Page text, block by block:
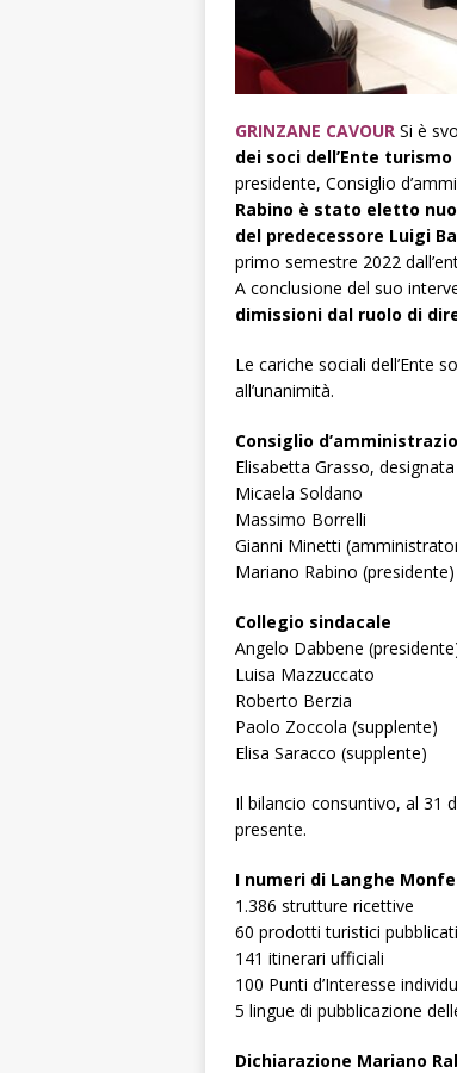
GRINZANE CAVOUR Si è
dei soci dell’Ente
presidente, Consiglio
Rabino è stato eletto
del predecessore Luigi
primo semestre 2022
A conclusione del suo
dimissioni dal ruolo di
Le cariche sociali dell’Ente
all’unanimità.
Consiglio
Elisabetta Grasso,
Micaela Soldano
Massimo Borrelli
Gianni Minetti
Mariano Rabino (presidente)
Collegio sindacale
Angelo Dabbene
Luisa Mazzuccato
Roberto Berzia
Paolo Zoccola (supplente)
Elisa Saracco (supplente)
Il bilancio consuntivo, al 31
presente.
I numeri di Langhe
1.386 strutture ricettive
60 prodotti turistici
141 itinerari ufficiali
100 Punti d’Interesse
5 lingue di pubblicazione
Dichiarazione Mariano